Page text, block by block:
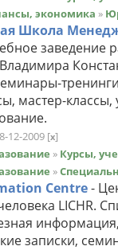
экономика »
Школа
заведение
мастер-
12-2009 [x]
» Курсы,
»
Centre-
LICHR.
записки,